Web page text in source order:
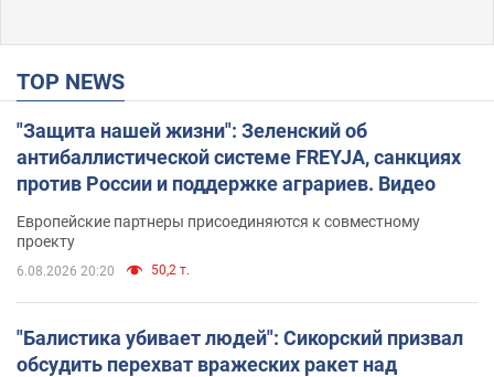
TOP NEWS
"Защита нашей жизни": Зеленский об
антибаллистической системе FREYJA, санкциях
против России и поддержке аграриев. Видео
Европейские партнеры присоединяются к совместному
проекту
6.08.2026 20:20 50,2 т.
"Балистика убивает людей": Сикорский призвал
обсудить перехват вражеских ракет над